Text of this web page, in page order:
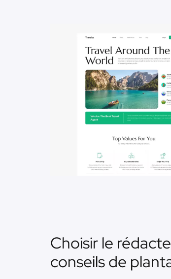
Choisir le
conseils de